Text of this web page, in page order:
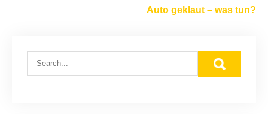
Auto geklaut – was tun?